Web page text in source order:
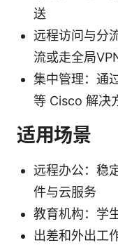
送
远程访问与分
流或走全局
集中管理：通
等 Cisco 解决
适用场景
远程办公：稳
件与云服务
教育机构：学
出差和外出工